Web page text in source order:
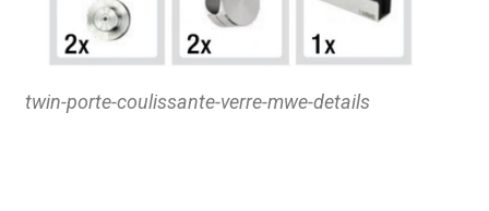
twin-porte-coulissante-verre-mwe-details